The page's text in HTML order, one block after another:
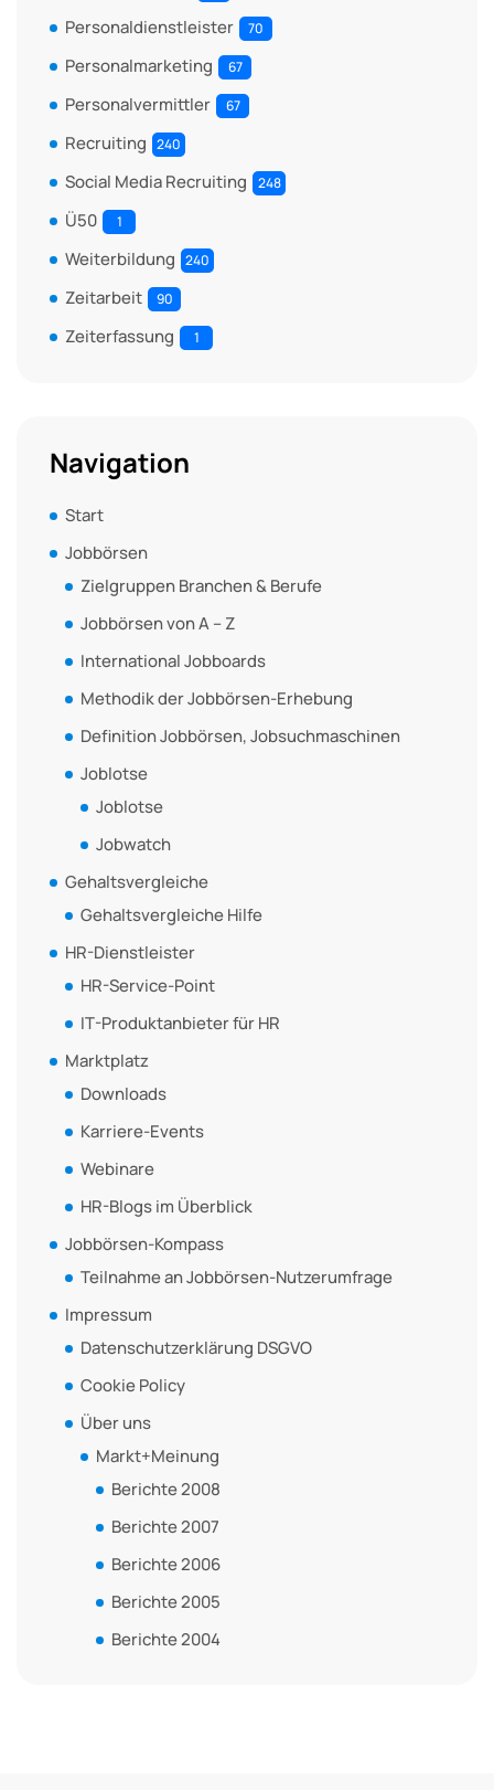
Personaldienstleister 70
Personalmarketing 67
Personalvermittler 67
Recruiting 240
Social Media Recruiting 248
Ü50 1
Weiterbildung 240
Zeitarbeit 90
Zeiterfassung 1
Navigation
Start
Jobbörsen
Zielgruppen Branchen & Berufe
Jobbörsen von A – Z
International Jobboards
Methodik der Jobbörsen-Erhebung
Definition Jobbörsen, Jobsuchmaschinen
Joblotse
Joblotse
Jobwatch
Gehaltsvergleiche
Gehaltsvergleiche Hilfe
HR-Dienstleister
HR-Service-Point
IT-Produktanbieter für HR
Marktplatz
Downloads
Karriere-Events
Webinare
HR-Blogs im Überblick
Jobbörsen-Kompass
Teilnahme an Jobbörsen-Nutzerumfrage
Impressum
Datenschutzerklärung DSGVO
Cookie Policy
Über uns
Markt+Meinung
Berichte 2008
Berichte 2007
Berichte 2006
Berichte 2005
Berichte 2004